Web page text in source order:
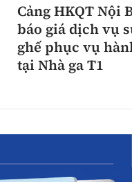
Cảng HKQT Nội
báo giá dịch vụ
ghế phục vụ
tại Nhà ga T1